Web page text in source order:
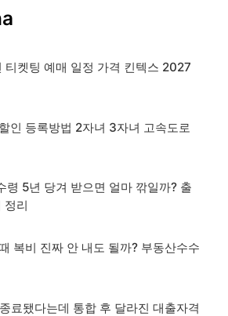
티켓팅 예매 일정 가격 킨텍스 2027
인 등록방법 2자녀 3자녀 고속도로
령 5년 당겨 받으면 얼마 깎일까? 출
정리
복비 진짜 안 내도 될까? 부동산수수
료됐다는데 통합 후 달라진 대출자격